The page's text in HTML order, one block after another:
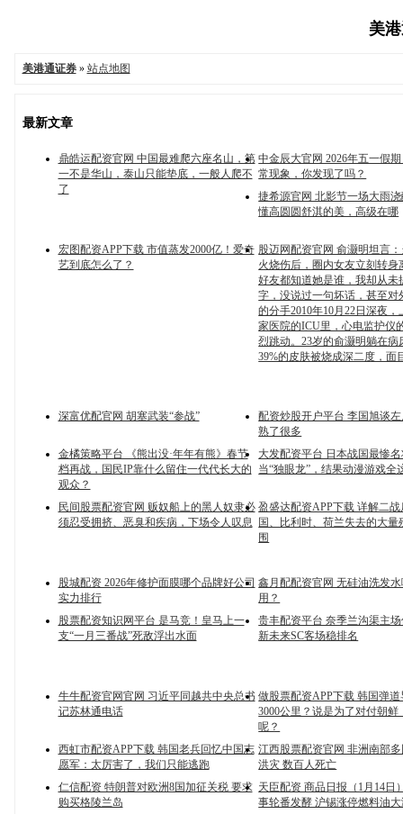
美
美港通证券» 站点地图
最新文章
鼎皓运配资官网 中国最难爬六座名山，第
一不是华山，泰山只能垫底，一般人爬不
了
中金辰大官网 2026年五一假
常现象，你发现了吗？
捷希源官网 北影节一场大雨
懂高圆圆舒淇的美，高级在哪
宏图配资APP下载 市值蒸发2000亿！爱奇
艺到底怎么了？
股迈网配资官网 俞灏明坦言
火烧伤后，圈内女友立刻转身
好友都知道她是谁，我却从未
字，没说过一句坏话，甚至对
的分手2010年10月22日深夜，
家医院的ICU里，心电监护仪
烈跳动。23岁的俞灏明躺在病
39%的皮肤被烧成深二度，面
深富优配官网 胡塞武装“参战”
配资炒股开户平台 李国旭谈
熟了很多
金橘策略平台 《熊出没·年年有熊》春节
档再战，国民IP靠什么留住一代代长大的
观众？
大发配资平台 日本战国最惨
当“独眼龙”，结果动漫游戏全
民间股票配资官网 贩奴船上的黑人奴隶必
须忍受拥挤、恶臭和疾病，下场令人叹息
盈盛达配资APP下载 详解二
国、比利时、荷兰失去的大量
围
股城配资 2026年修护面膜哪个品牌好公司
实力排行
鑫月配配资官网 无硅油洗发
用？
股票配资知识网平台 是马竞！皇马上一
支“一月三番战”死敌浮出水面
贵丰配资平台 奈季兰沟渠主
新未来SC客场稳排名
牛牛配资官网官网 习近平同越共中央总书
记苏林通电话
做股票配资APP下载 韩国弹
3000公里？说是为了对付朝鲜
呢？
西虹市配资APP下载 韩国老兵回忆中国志
愿军：太厉害了，我们只能逃跑
江西股票配资官网 非洲南部
洪灾 数百人死亡
仁信配资 特朗普对欧洲8国加征关税 要求
购买格陵兰岛
天臣配资 商品日报（1月14日
事轮番发酵 沪锡涨停燃料油